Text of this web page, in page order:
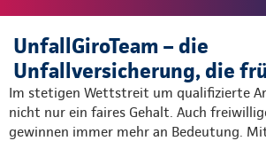
UnfallGiroTeam – die
Unfallversicherung, die
Im stetigen Wettstreit um qualifizierte
nicht nur ein faires Gehalt. Auch
gewinnen immer mehr an Bedeutung.